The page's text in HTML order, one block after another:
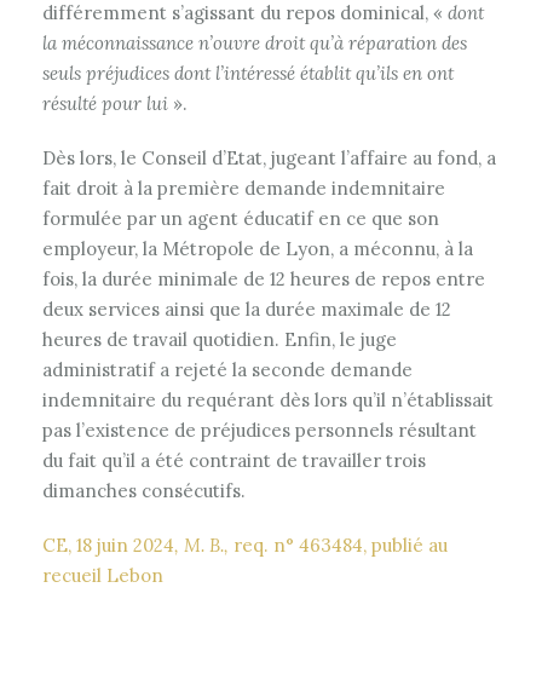
différemment s’agissant du repos dominical, « dont
la méconnaissance n’ouvre droit qu’à réparation des
seuls préjudices dont l’intéressé établit qu’ils en ont
résulté pour lui ».
Dès lors, le Conseil d’Etat, jugeant l’affaire au fond, a
fait droit à la première demande indemnitaire
formulée par un agent éducatif en ce que son
employeur, la Métropole de Lyon, a méconnu, à la
fois, la durée minimale de 12 heures de repos entre
deux services ainsi que la durée maximale de 12
heures de travail quotidien. Enfin, le juge
administratif a rejeté la seconde demande
indemnitaire du requérant dès lors qu’il n’établissait
pas l’existence de préjudices personnels résultant
du fait qu’il a été contraint de travailler trois
dimanches consécutifs.
CE, 18 juin 2024, M. B., req. n° 463484, publié au
recueil Lebon